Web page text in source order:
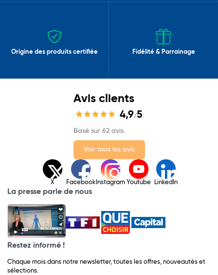
Origine des produits certifiée Fidélité & Parrainage
Avis clients
4,9/5
Basé sur 62 avis.
Voir tous les avis
X Facebook Instagram Youtube LinkedIn
La presse parle de nous
Restez informé !
Chaque mois dans notre newsletter, toutes les offres, nouveautés et
sélections.